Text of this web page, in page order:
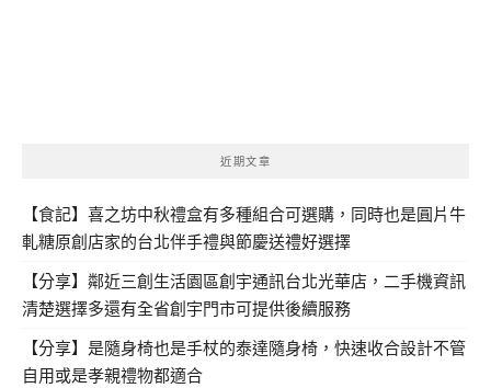
近期文章
【食記】喜之坊中秋禮盒有多種組合可選購，同時也是圓片牛
軋糖原創店家的台北伴手禮與節慶送禮好選擇
【分享】鄰近三創生活園區創宇通訊台北光華店，二手機資訊
清楚選擇多還有全省創宇門市可提供後續服務
【分享】是隨身椅也是手杖的泰達隨身椅，快速收合設計不管
自用或是孝親禮物都適合